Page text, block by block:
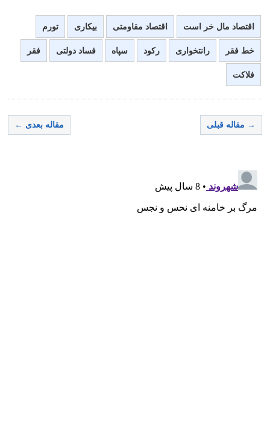
اقتصاد مال خر است اقتصاد مقاومتی بیکاری تورم
خط فقر رانتخواری رکود سپاه فساد دولتی فقر
فلاکت
→ مقاله قبلی مقاله بعدی ←